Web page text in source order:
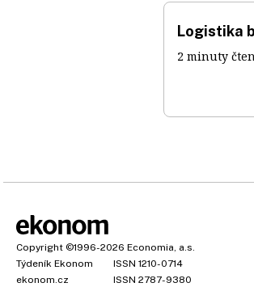
Logistika
2 minuty
Copyright ©1996-2026 Economia, a.s.
Týdeník Ekonom
ISSN 1210-0714
ekonom.cz
ISSN 2787-9380